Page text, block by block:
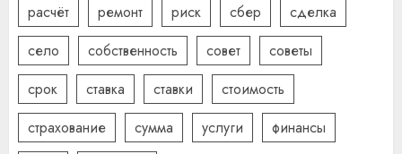
расчёт
ремонт риск сбер
сделка
село
собственность совет
советы
срок
ставка ставки
стоимость
страхование
сумма услуги
финансы